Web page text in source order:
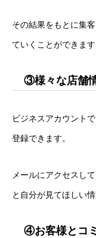
その結果をもとに集
ていくことができます
③様々な店舗
ビジネスアカウント
登録できます。
メールにアクセスし
と自分が見てほしい
④お客様とコ